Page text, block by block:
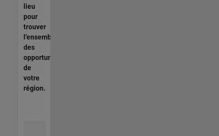
lieu
pour
trouver
l’ensemble
des
opportunités
de
votre
région.